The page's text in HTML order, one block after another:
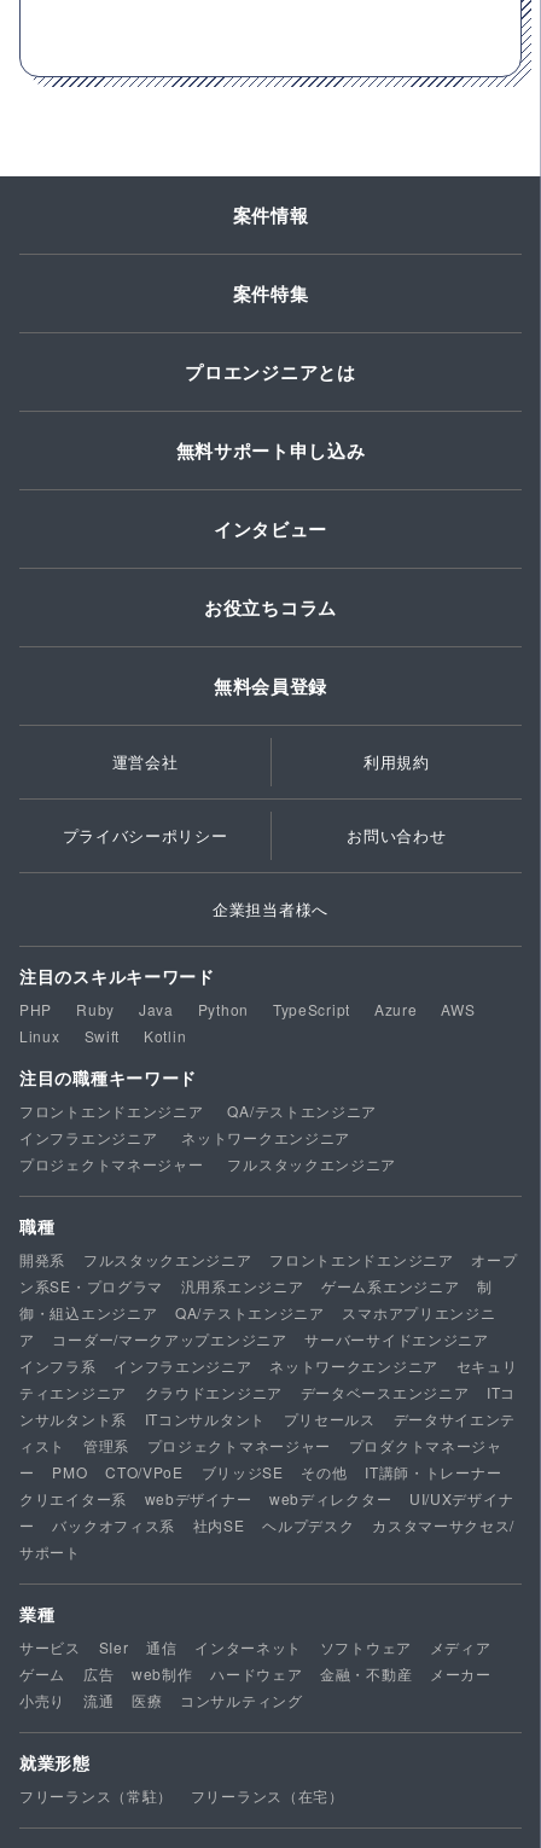
案件情報
案件特集
プロエンジニアとは
無料サポート申し込み
インタビュー
お役立ちコラム
無料会員登録
運営会社 利用規約
プライバシーポリシー お問い合わせ
企業担当者様へ
注目のスキルキーワード
PHP Ruby Java Python TypeScript Azure
AWS
Linux
Swift Kotlin
注目の職種キーワード
フロントエンドエンジニア
QA/テストエンジニア
インフラエンジニア
ネットワークエンジニア
プロジェクトマネージャー
フルスタックエンジニア
職種
開発系 フルスタックエンジニア フロントエンドエンジニア
オープ
ン系SE・プログラマ
汎用系エンジニア ゲーム系エンジニア
制
御・組込エンジニア
QA/テストエンジニア
スマホアプリエンジニ
ア
コーダー/マークアップエンジニア
サーバーサイドエンジニア
インフラ系
インフラエンジニア ネットワークエンジニア
セキュリ
ティエンジニア
クラウドエンジニア データベースエンジニア
ITコ
ンサルタント系
ITコンサルタント プリセールス
データサイエンテ
ィスト
管理系 プロジェクトマネージャー
プロダクトマネージャ
ー
PMO CTO/VPoE ブリッジSE その他
IT講師・トレーナー
クリエイター系
webデザイナー webディレクター
UI/UXデザイナ
ー
バックオフィス系 社内SE ヘルプデスク
カスタマーサクセス/
サポート
業種
サービス SIer 通信 インターネット ソフトウェア
メディア
ゲーム
広告 web制作 ハードウェア 金融・不動産
メーカー
小売り
流通 医療 コンサルティング
就業形態
フリーランス（常駐） フリーランス（在宅）